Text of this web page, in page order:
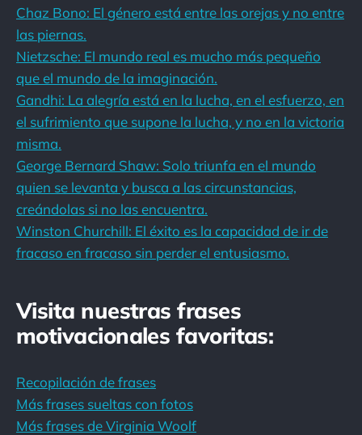
Chaz Bono: El género está entre las orejas y no entre
las piernas.
Nietzsche: El mundo real es mucho más pequeño
que el mundo de la imaginación.
Gandhi: La alegría está en la lucha, en el esfuerzo, en
el sufrimiento que supone la lucha, y no en la victoria
misma.
George Bernard Shaw: Solo triunfa en el mundo
quien se levanta y busca a las circunstancias,
creándolas si no las encuentra.
Winston Churchill: El éxito es la capacidad de ir de
fracaso en fracaso sin perder el entusiasmo.
Visita nuestras frases
motivacionales favoritas:
Recopilación de frases
Más frases sueltas con fotos
Más frases de Virginia Woolf